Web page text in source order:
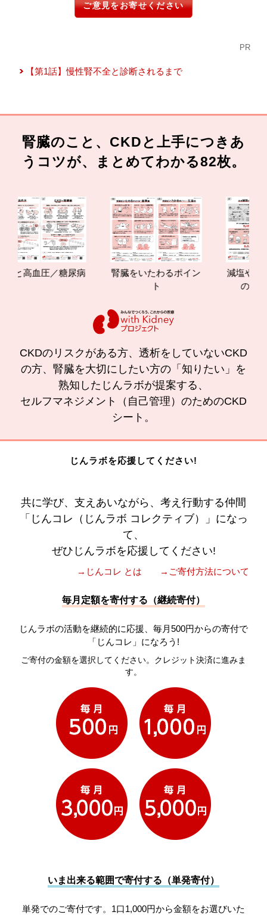
ご意見をお寄せください
PR
【第1話】慢性腎不全と診断されるまで
腎臓のこと、CKDと上手につきあ
うコツが、まとめてわかる82枚。
血圧／糖尿病
腎臓をいたわるポイン
減塩やたんぱ
の効果と重
CKDのリスクがある方、透析をしていないCKD
の方、腎臓を大切にしたい方の「知りたい」を
熟知したじんラボが提案する、
セルフマネジメント（自己管理）のためのCKD
シート。
じんラボを応援してください!
共に学び、支えあいながら、考え行動する仲間
「じんコレ（じんラボ コレクティブ）」になっ
て、
ぜひじんラボを応援してください!
→じんコレ とは →ご寄付方法について
毎月定額を寄付する（継続寄付）
じんラボの活動を継続的に応援、毎月500円からの寄付で
「じんコレ」になろう!
ご寄付の金額を選択してください。クレジット決済に進みま
す。
いま出来る範囲で寄付する（単発寄付）
単発でのご寄付です。1口1,000円から金額をお選びいた